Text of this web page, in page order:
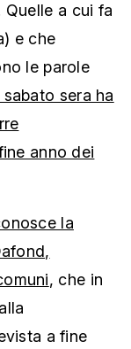
a cui fa
e che
le parole
sera ha
anno dei
la
, che in
a fine